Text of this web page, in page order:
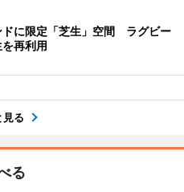
ドに限定「芝生」空間 ラグビー
再利用
見る
る